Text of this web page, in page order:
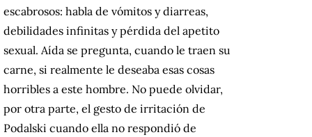
escabrosos: habla de vómitos y diarreas,
debilidades infinitas y pérdida del apetito
sexual. Aída se pregunta, cuando le traen su
carne, si realmente le deseaba esas cosas
horribles a este hombre. No puede olvidar,
por otra parte, el gesto de irritación de
Podalski cuando ella no respondió de